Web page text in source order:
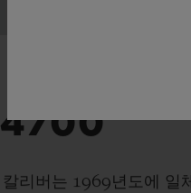
리버는 1969년도에 일